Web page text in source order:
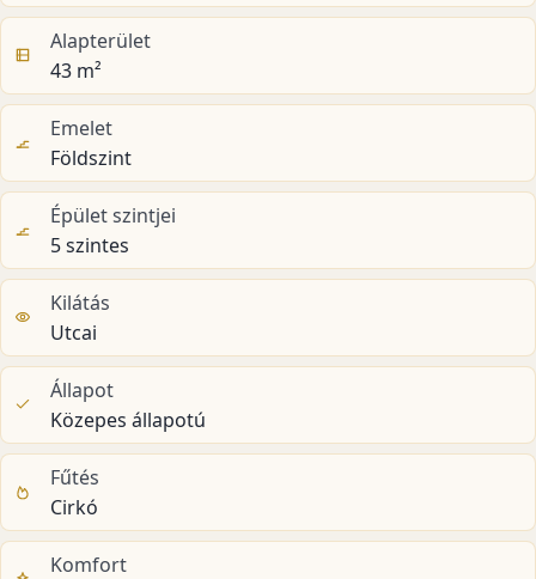
Alapterület
43 m²
Emelet
Földszint
Épület szintjei
5 szintes
Kilátás
Utcai
Állapot
Közepes állapotú
Fűtés
Cirkó
Komfort